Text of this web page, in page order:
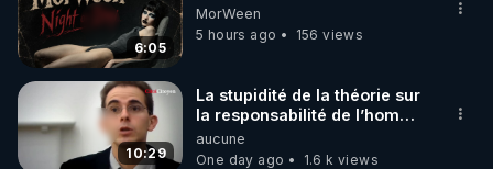
6:05
MorWeen
5 hours ago
156 views
10:29
La stupidité de la théorie sur
la responsabilité de l’homme
concernant le dioxyde de
carbone.
aucune
One day ago
1.6 k views